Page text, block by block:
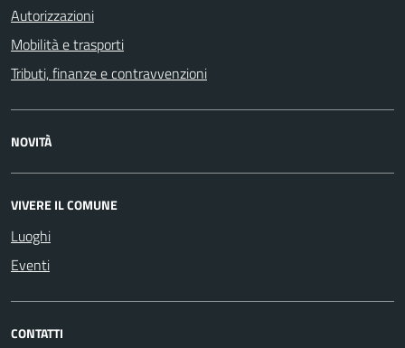
Autorizzazioni
Mobilità e trasporti
Tributi, finanze e contravvenzioni
NOVITÀ
VIVERE IL COMUNE
Luoghi
Eventi
CONTATTI